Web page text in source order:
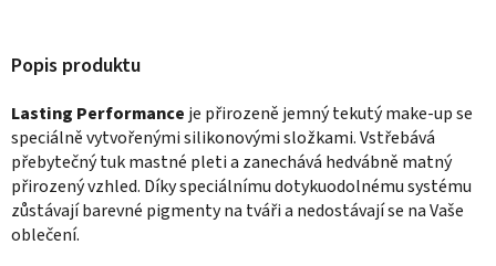
Lasting Performance je přirozeně jemný tekutý make-up se
speciálně vytvořenými silikonovými složkami. Vstřebává
přebytečný tuk mastné pleti a zanechává hedvábně matný
přirozený vzhled. Díky speciálnímu dotykuodolnému systému
zůstávají barevné pigmenty na tváři a nedostávají se na Vaše
oblečení.